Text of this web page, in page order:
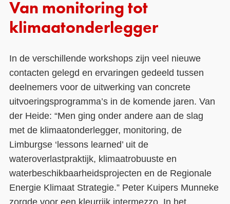
Van monitoring tot
klimaatonderlegger
In de verschillende workshops zijn veel nieuwe
contacten gelegd en ervaringen gedeeld tussen
deelnemers voor de uitwerking van concrete
uitvoeringsprogramma’s in de komende jaren. Van
der Heide: “Men ging onder andere aan de slag
met de klimaatonderlegger, monitoring, de
Limburgse ‘lessons learned’ uit de
wateroverlastpraktijk, klimaatrobuuste en
waterbeschikbaarheidsprojecten en de Regionale
Energie Klimaat Strategie.” Peter Kuipers Munneke